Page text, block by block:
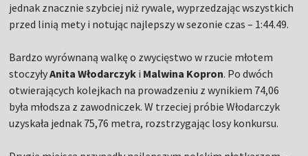
jednak znacznie szybciej niż rywale, wyprzedzając wszystkich
przed linią mety i notując najlepszy w sezonie czas – 1:44.49.
Bardzo wyrównaną walkę o zwycięstwo w rzucie młotem
stoczyłyAnita Włodarczyk i Malwina Kopron. Po dwóch
otwierających kolejkach na prowadzeniu z wynikiem 74,06
była młodsza z zawodniczek. W trzeciej próbie Włodarczyk
uzyskała jednak 75,76 metra, rozstrzygając losy konkursu.